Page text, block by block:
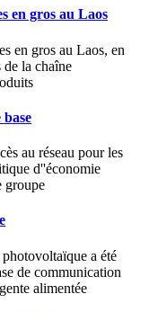
en gros au Laos
en gros au Laos, en
de la chaîne
au réseau pour les
d''économie
groupe
a été
de communication
alimentée